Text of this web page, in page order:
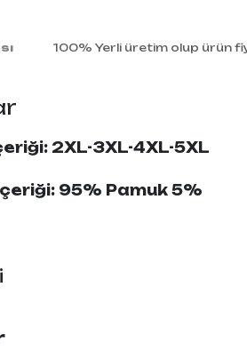
100% Yerli üretim olup ürün
2XL-3XL-4XL-5XL
95% Pamuk 5%